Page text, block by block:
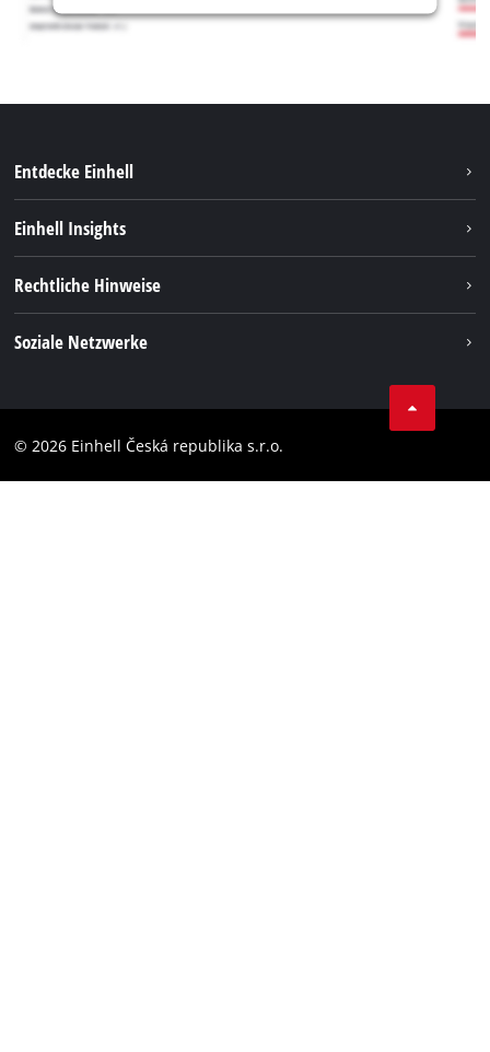
Entdecke Einhell
Akkusystem
Einhell Insights
Rechtliche Hinweise
Barrierefreiheits-Erklärung
Soziale Netzwerke
Instagram
© 2026 Einhell Česká republika s.r.o.